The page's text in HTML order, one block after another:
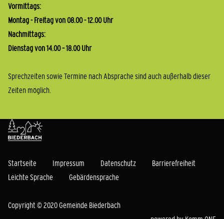
Vormittags:
Montag - Freitag von 08.00 - 12.00 Uhr
Nachmittags:
Dienstag von 14.00 – 18.00 Uhr
Sprechzeiten sowie Termine nach Absprache sind auch außerhalb dieser
Zeiten möglich.
Startseite Impressum Datenschutz
Barrierefreiheit
Leichte Sprache
Gebärdensprache
Copyright © 2020 Gemeinde Biederbach